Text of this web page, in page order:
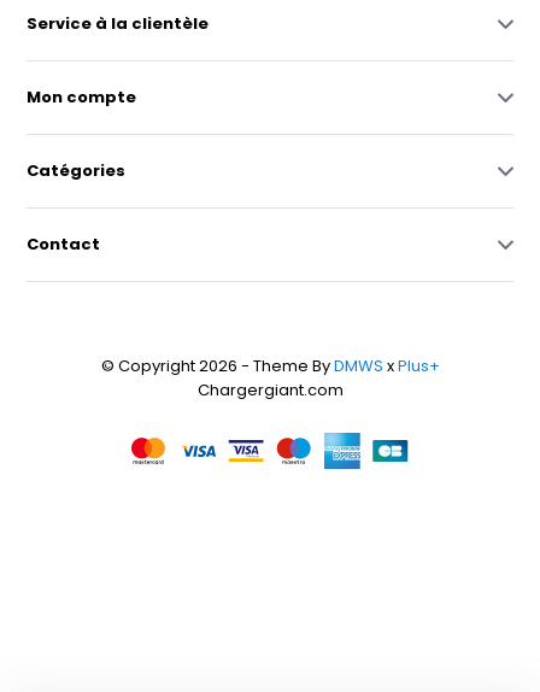
Service à la clientèle
Mon compte
Catégories
Contact
© Copyright 2026 - Theme ByDMWS xPlus+
Chargergiant.com